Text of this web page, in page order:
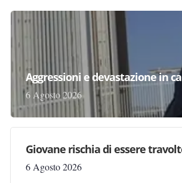
Aggressioni e devastazione in
6 Agosto 2026
Giovane rischia di essere
6 Agosto 2026